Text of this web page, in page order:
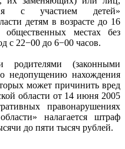
с участием детей»
детям в возрасте до 16
общественных местах без
с 22−00 до 6−00 часов.
родителями (законными
недопущению нахождения
может причинить вред
области от 14 июня 2005
правонарушениях
налагается штраф
до пяти тысяч рублей.